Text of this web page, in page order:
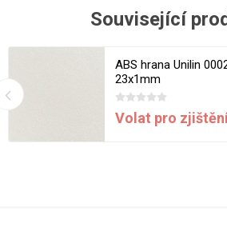
Související
ABS hrana Unilin
23x1mm
Volat pro